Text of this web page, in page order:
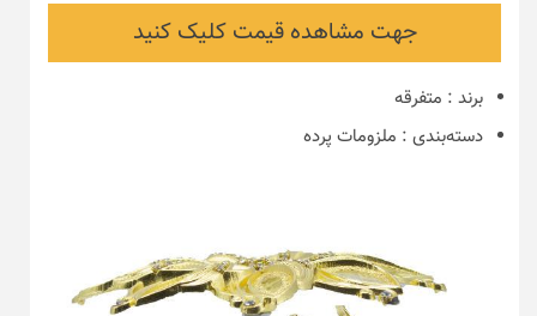
جهت مشاهده قیمت کلیک کنید
برند : متفرقه
دسته‌بندی : ملزومات پرده